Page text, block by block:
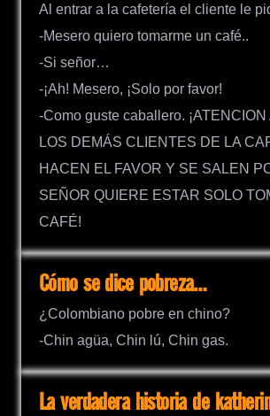
Al entrar a la cafetería el cliente le
-Mesero quiero tomarme un café..
-Si señor…
-¡Ah! Mesero, ¡Solo por favor!
-Como guste caballero. ¡ATENCION
LOS DEMÁS CLIENTES DE LA
HACEN EL FAVOR Y SE SALEN
SEÑOR QUIERE ESTAR SOLO
CAFÉ!
Cómo se dice pobreza…
¿Colombiano pobre en chino?
-Chin agüa, Chin lú, Chin gas.
La verdadera historia de